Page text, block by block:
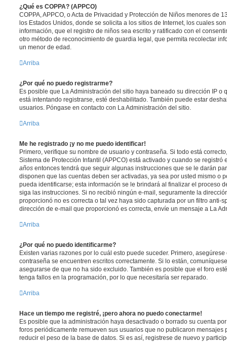
¿Qué es COPPA? (APPCO)
COPPA, APPCO, o Acta de Privacidad y Protección de Niños menores de
los Estados Unidos, donde se solicita a los sitios de Internet, los cuales
información, que el registro de niños sea escrito y ratificado con el
otro método de reconocimiento de guardia legal, que permita recolectar
un menor de edad.
Arriba
¿Por qué no puedo registrarme?
Es posible que La Administración del sitio haya baneado su dirección IP o
está intentando registrarse, esté deshabilitado. También puede estar
usuarios. Póngase en contacto con La Administración del sitio.
Arriba
Me he registrado ¡y no me puedo identificar!
Primero, verifique su nombre de usuario y contraseña. Si todo está
Sistema de Protección Infantil (APPCO) está activado y cuando se
años entonces tendrá que seguir algunas instrucciones que se le darán
disponen que las cuentas deben ser activadas, ya sea por usted mismo o
pueda identificarse; esta información se le brindará al finalizar el proceso
siga las instrucciones. Si no recibió ningún e-mail, seguramente la
proporcionó no es correcta o tal vez haya sido capturada por un filtro anti-
dirección de e-mail que proporcionó es correcta, envíe un mensaje a La
Arriba
¿Por qué no puedo identificarme?
Existen varias razones por lo cuál esto puede suceder. Primero,
contraseña se encuentren escritos correctamente. Si lo están,
asegurarse de que no ha sido excluido. También es posible que el foro
tenga fallos en la programación, por lo que necesitaría ser reparado.
Arriba
Hace un tiempo me registré, ¡pero ahora no puedo conectarme!
Es posible que la administración haya desactivado o borrado su cuenta
foros periódicamente remueven sus usuarios que no publicaron mensajes
reducir el peso de la base de datos. Si es así, registrese de nuevo y